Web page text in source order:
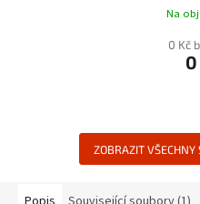
Na
0 Kč
0
ZOBRAZIT VŠECHNY